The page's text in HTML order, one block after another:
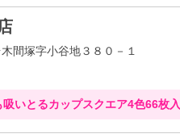
間塚字小谷地３８０－１
いとるカップスクエア4色66枚入